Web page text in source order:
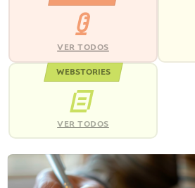
VER TODOS
WEBSTORIES
VER TODOS